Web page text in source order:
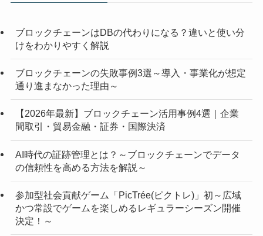
ブロックチェーンはDBの代わりになる？違いと使い分
けをわかりやすく解説
ブロックチェーンの失敗事例3選～導入・事業化が想定
通り進まなかった理由～
【2026年最新】ブロックチェーン活用事例4選｜企業
間取引・貿易金融・証券・国際決済
AI時代の証跡管理とは？～ブロックチェーンでデータ
の信頼性を高める方法を解説～
参加型社会貢献ゲーム「PicTrée(ピクトレ)」初～広域
かつ常設でゲームを楽しめるレギュラーシーズン開催
決定！～